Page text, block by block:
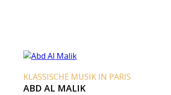
KLASSISCHE MUSIK IN PARIS
ABD AL MALIK